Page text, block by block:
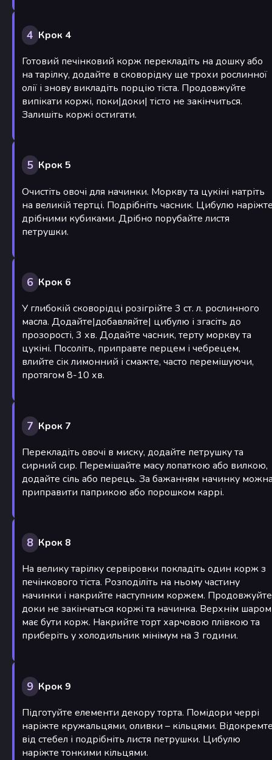
4 Крок 4
Готовий печінковий корж перекладіть на дошку або
на тарілку, додайте в сковорідку ще трохи рослинної
олії і знову викладіть порцію тіста. Продовжуйте
випікати коржі, поки|доки| тісто не закінчиться.
Залишіть коржі остигати.
5 Крок 5
Очистіть овочі для начинки. Моркву та цукіні натріть
на великій тертці. Подрібніть часник. Цибулю
дрібними кубиками. Дрібно порубайте листя
петрушки.
6 Крок 6
У глибокій сковорідці розігрійте 3 ст. л. рослинного
масла. Додайте|добавляйте| цибулю і згасіть до
прозорості, 3 хв. Додайте часник, терту моркву та
цукіні. Посоліть, приправте перцем і чебрецем,
влийте сік лимонний і смажте, часто перемішуючи,
протягом 8-10 хв.
7 Крок 7
Перекладіть овочі в миску, додайте петрушку та
сирний сир. Перемішайте масу лопаткою або вилкою,
додайте сіль або перець. За бажанням начинку
приправити паприкою або порошком каррі.
8 Крок 8
На велику тарілку сервіровки покладіть один корж з
печінкового тіста. Розподіліть на ньому частину
начинки і накрийте наступним коржем.
доки не закінчаться коржі та начинка. Верхнім шаром
має бути корж. Накрийте торт харчовою плівкою та
приберіть у холодильник мінімум на 3 години.
9 Крок 9
Підготуйте елементи декору торта. Помідори черрі
наріжте кружальцями, оливки – кільцями.
від стебел і подрібніть листя петрушки. Цибулю
наріжте тонкими кільцями.